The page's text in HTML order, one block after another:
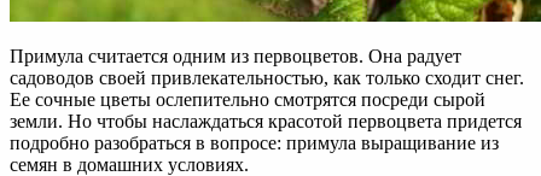
Примула считается одним из первоцветов. Она радует
садоводов своей привлекательностью, как только сходит снег.
Ее сочные цветы ослепительно смотрятся посреди сырой
земли. Но чтобы наслаждаться красотой первоцвета придется
подробно разобраться в вопросе: примула выращивание из
семян в домашних условиях.